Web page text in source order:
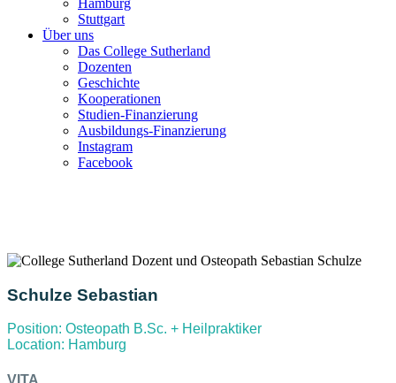
Hamburg
Stuttgart
Über uns
Das College Sutherland
Dozenten
Geschichte
Kooperationen
Studien-Finanzierung
Ausbildungs-Finanzierung
Instagram
Facebook
Schulze Sebastian
Position: Osteopath B.Sc. + Heilpraktiker
Location: Hamburg
VITA